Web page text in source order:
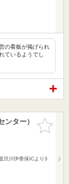
の看板が掲げられ
ているようでし
お気に入
りに追加
ター）
渋川伊香保ICより3